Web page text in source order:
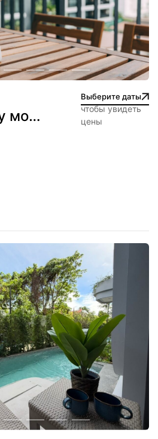
моря
Выберите даты
чтобы увидеть
цены